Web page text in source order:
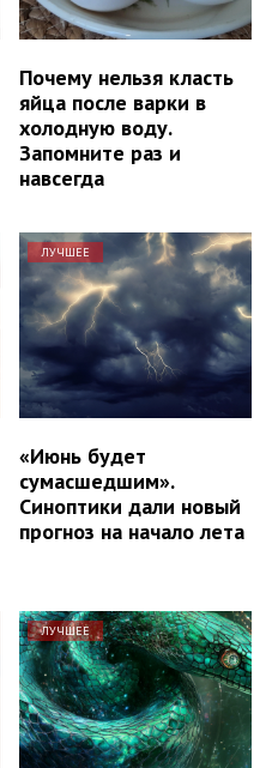
Почему нельзя класть
яйца после варки в
холодную воду.
Запомните раз и
навсегда
ЛУЧШЕЕ
«Июнь будет
сумасшедшим».
Синоптики дали новый
прогноз на начало лета
ЛУЧШЕЕ